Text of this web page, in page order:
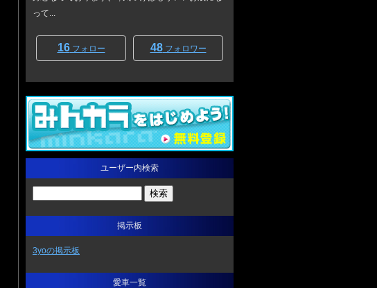
って...
16フォロー 48フォロワー
ユーザー内検索
掲示板
3yoの掲示板
愛車一覧